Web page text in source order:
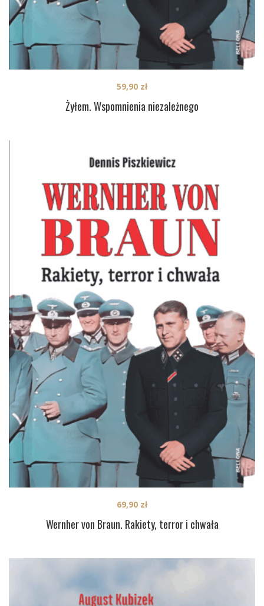
Żyłem. Wspomnienia niezależnego
59,90 zł
Wernher von Braun. Rakiety, terror i chwała
69,90 zł